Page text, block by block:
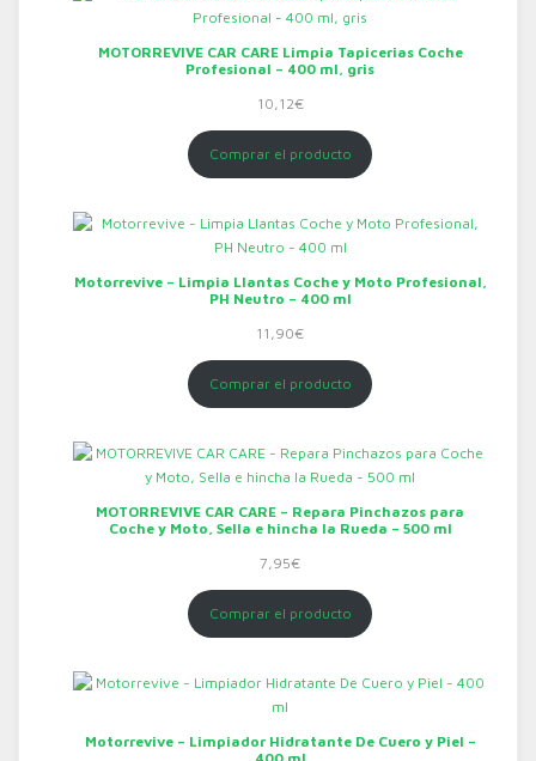
MOTORREVIVE CAR CARE Limpia Tapicerias Coche
Profesional – 400 ml, gris
10,12€
Comprar el producto
Motorrevive – Limpia Llantas Coche y Moto Profesional,
PH Neutro – 400 ml
11,90€
Comprar el producto
MOTORREVIVE CAR CARE – Repara Pinchazos para
Coche y Moto, Sella e hincha la Rueda – 500 ml
7,95€
Comprar el producto
Motorrevive – Limpiador Hidratante De Cuero y Piel –